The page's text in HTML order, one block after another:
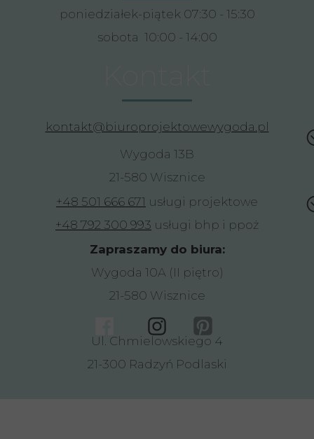
poniedziałek-piątek 07:30 - 15:30
sobota 10:00 - 14:00
+48 501 666 671 usługi projektowe
+48 792 300 993 usługi bhp i ppoż
kontakt@biuroprojektowewygoda.pl
Zapraszamy do biura:
Wygoda 10A (II piętro)
21-580 Wisznice
Ul. Chmielowskiego 4
21-300 Radzyń Podlaski
Wygoda 13B
21-580 Wisznice